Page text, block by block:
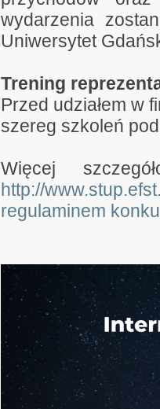
wydarzenia
Uniwersytet
Trening
Przed udziałem w
szereg szkoleń
Więcej
http://
regulaminem